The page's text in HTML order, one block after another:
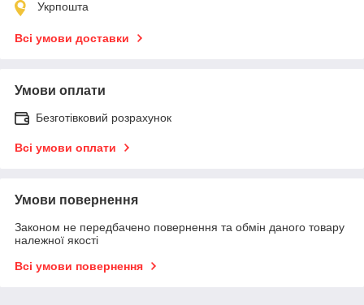
Укрпошта
Всі умови доставки
Умови оплати
Безготівковий розрахунок
Всі умови оплати
Умови повернення
Законом не передбачено повернення та обмін даного товару
належної якості
Всі умови повернення